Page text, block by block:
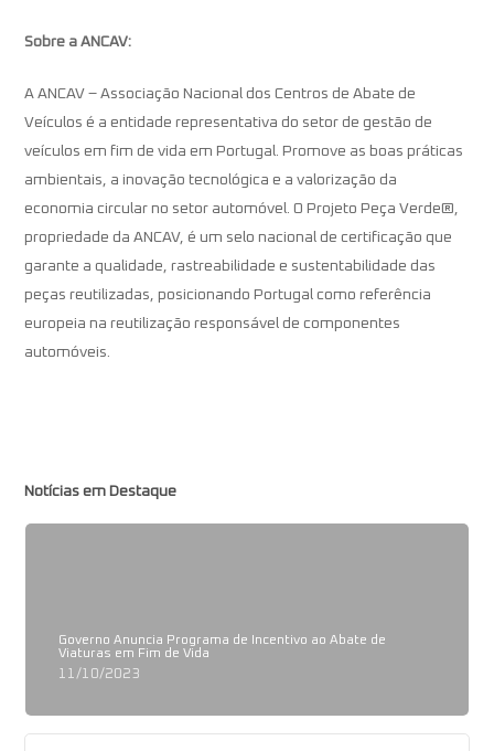
Sobre a ANCAV:
A ANCAV – Associação Nacional dos Centros de Abate de
Veículos é a entidade representativa do setor de gestão de
veículos em fim de vida em Portugal. Promove as boas práticas
ambientais, a inovação tecnológica e a valorização da
economia circular no setor automóvel. O Projeto Peça Verde®,
propriedade da ANCAV, é um selo nacional de certificação que
garante a qualidade, rastreabilidade e sustentabilidade das
peças reutilizadas, posicionando Portugal como referência
europeia na reutilização responsável de componentes
automóveis.
Notícias em Destaque
Governo Anuncia Programa de Incentivo ao Abate de
Viaturas em Fim de Vida
11/10/2023